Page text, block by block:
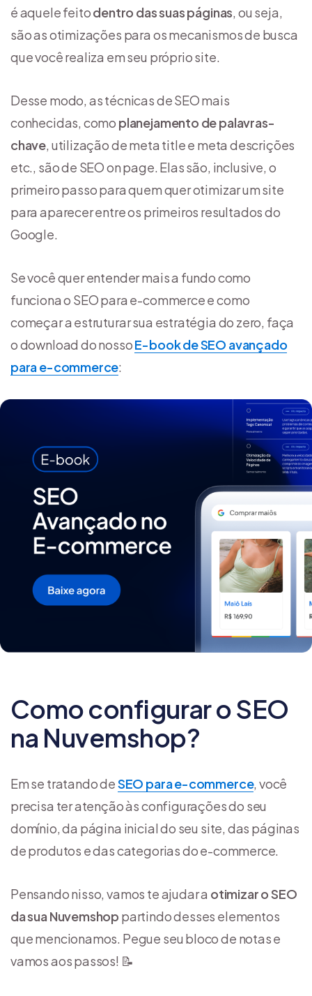
é aquele feitodentro das suas páginas, ou seja,
são as otimizações para os mecanismos de busca
que você realiza em seu próprio site.
Desse modo, as técnicas de SEO mais
conhecidas, como planejamento de palavras-
chave, utilização de meta title e meta descrições
etc., são de SEO on page. Elas são, inclusive, o
primeiro passo para quem quer otimizar um site
para aparecer entre os primeiros resultados do
Google.
Se você quer entender mais a fundo como
funciona o SEO para e-commerce e como
começar a estruturar sua estratégia do zero, faça
o download do nossoE-book de SEO avançado
para e-commerce:
Como configurar o SEO
na Nuvemshop?
Em se tratando deSEO para e-commerce, você
precisa ter atenção às configurações do seu
domínio, da página inicial do seu site, das páginas
de produtos e das categorias do e-commerce.
Pensando nisso, vamos te ajudar a otimizar o SEO
da sua Nuvemshop partindo desses elementos
que mencionamos. Pegue seu bloco de notas e
vamos aos passos! 📝